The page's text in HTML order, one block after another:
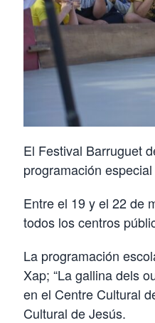
El Festival Barruguet
programación
Entre el 19 y el 22 de
todos los centros
La programación
Xap; “La gallina dels
en el Centre Cultural
Cultural de Jesús.